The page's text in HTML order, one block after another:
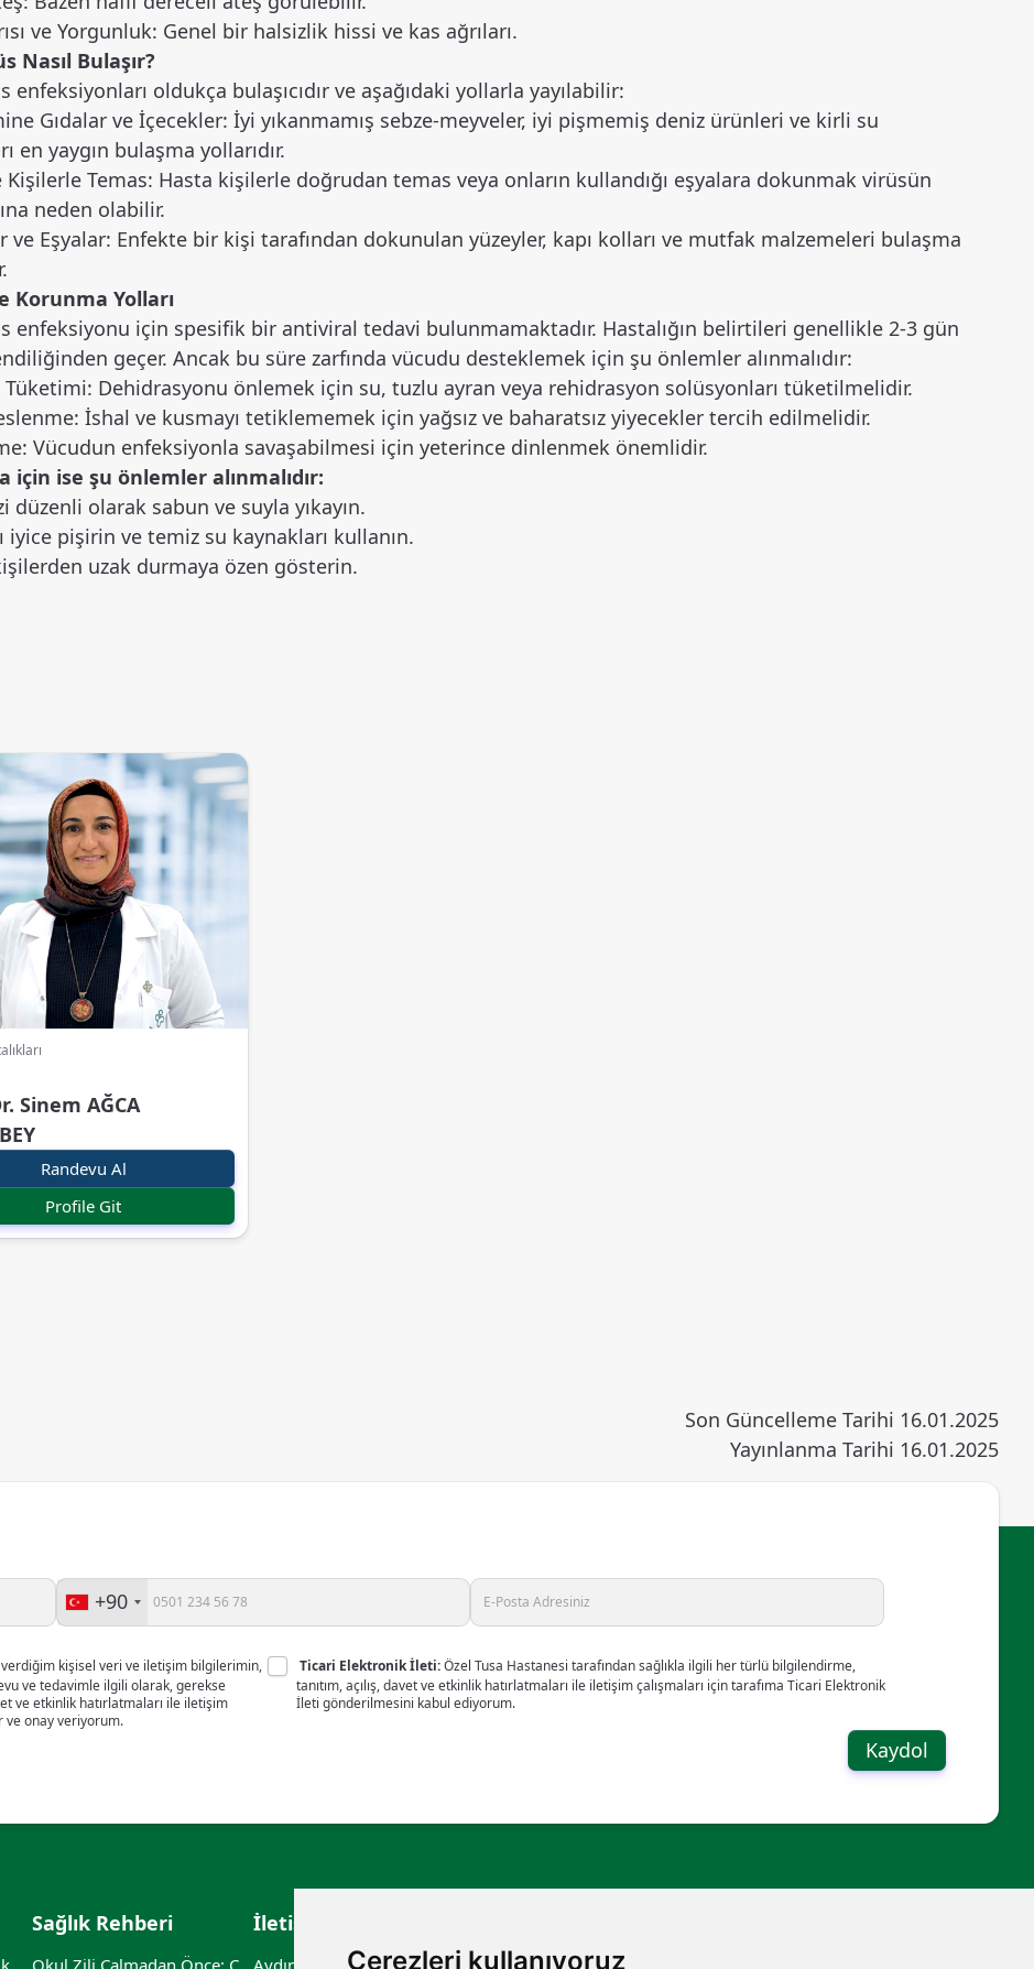
Çerezleri kullanıyoruz
ve Yorgunluk: Genel bir halsizlik hissi ve kas ağrıları.
Nasıl Bulaşır?
enfeksiyonları oldukça bulaşıcıdır ve aşağıdaki yollarla yayılabilir:
Gıdalar ve İçecekler: İyi yıkanmamış sebze-meyveler, iyi pişmemiş deniz ürünleri ve kirli su
en yaygın bulaşma yollarıdır.
Kişilerle Temas: Hasta kişilerle doğrudan temas veya onların kullandığı eşyalara dokunmak virüsün
neden olabilir.
ve Eşyalar: Enfekte bir kişi tarafından dokunulan yüzeyler, kapı kolları ve mutfak malzemeleri bulaşma
Korunma Yolları
enfeksiyonu için spesifik bir antiviral tedavi bulunmamaktadır. Hastalığın belirtileri genellikle 2-3 gün
geçer. Ancak bu süre zarfında vücudu desteklemek için şu önlemler alınmalıdır:
Tüketimi: Dehidrasyonu önlemek için su, tuzlu ayran veya rehidrasyon solüsyonları tüketilmelidir.
İshal ve kusmayı tetiklememek için yağsız ve baharatsız yiyecekler tercih edilmelidir.
Vücudun enfeksiyonla savaşabilmesi için yeterince dinlenmek önemlidir.
için ise şu önlemler alınmalıdır:
düzenli olarak sabun ve suyla yıkayın.
iyice pişirin ve temiz su kaynakları kullanın.
uzak durmaya özen gösterin.
Sinem AĞCA
Randevu Al
Profile Git
Son Güncelleme Tarihi 16.01.2025
Yayınlanma Tarihi 16.01.2025
+90
verdiğim kişisel veri ve iletişim bilgilerimin,
ve tedavimle ilgili olarak, gerekse
ve etkinlik hatırlatmaları ile iletişim
ve onay veriyorum.
Ticari Elektronik İleti:Özel Tusa Hastanesi tarafından sağlıkla ilgili her türlü bilgilendirme,
tanıtım, açılış, davet ve etkinlik hatırlatmaları ile iletişim çalışmaları için tarafıma Ticari Elektronik
İleti gönderilmesini kabul ediyorum.
Kaydol
Sağlık Rehberi İletişim
Aydıntepe Mah. Güzin Sk.